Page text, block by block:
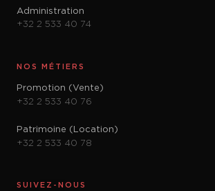
Administration
+32 2 533 40 74
NOS MÉTIERS
Promotion (Vente)
+32 2 533 40 76
Patrimoine (Location)
+32 2 533 40 78
SUIVEZ-NOUS